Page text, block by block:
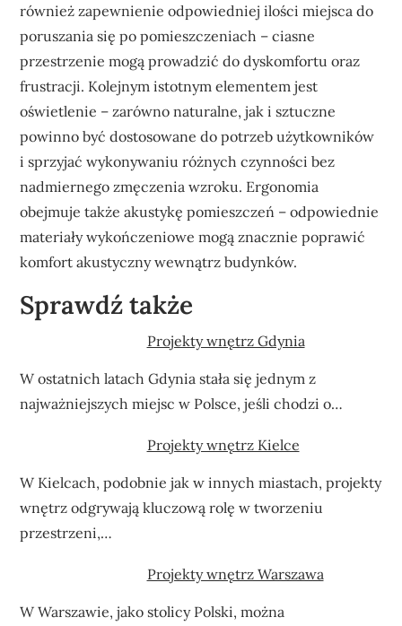
również zapewnienie odpowiedniej ilości miejsca do
poruszania się po pomieszczeniach – ciasne
przestrzenie mogą prowadzić do dyskomfortu oraz
frustracji. Kolejnym istotnym elementem jest
oświetlenie – zarówno naturalne, jak i sztuczne
powinno być dostosowane do potrzeb użytkowników
i sprzyjać wykonywaniu różnych czynności bez
nadmiernego zmęczenia wzroku. Ergonomia
obejmuje także akustykę pomieszczeń – odpowiednie
materiały wykończeniowe mogą znacznie poprawić
komfort akustyczny wewnątrz budynków.
Sprawdź także
Projekty wnętrz Gdynia
W ostatnich latach Gdynia stała się jednym z
najważniejszych miejsc w Polsce, jeśli chodzi o…
Projekty wnętrz Kielce
W Kielcach, podobnie jak w innych miastach, projekty
wnętrz odgrywają kluczową rolę w tworzeniu
przestrzeni,…
Projekty wnętrz Warszawa
W Warszawie, jako stolicy Polski, można